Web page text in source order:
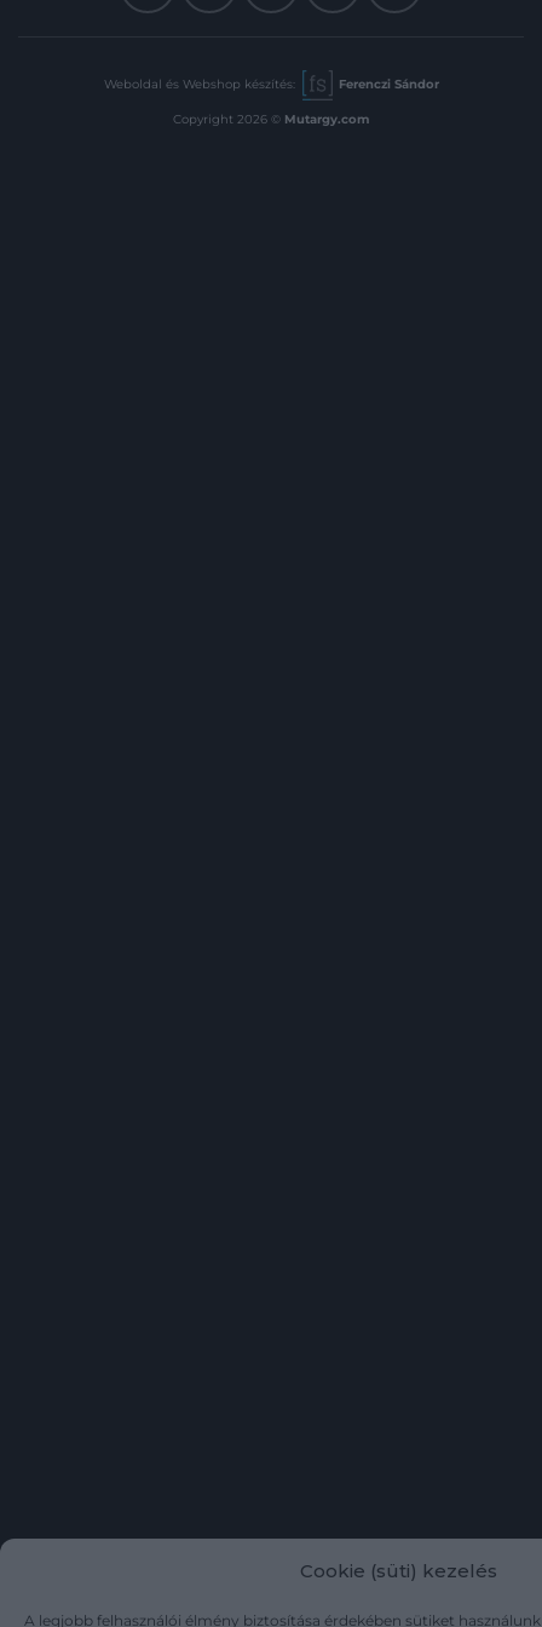
Cookie (süti) kezelés
A legjobb felhasználói élmény biztosítása érdekében sütiket
Weboldal és Webshop készítés: Ferenczi Sándor
Copyright 2026 © Mutargy.com